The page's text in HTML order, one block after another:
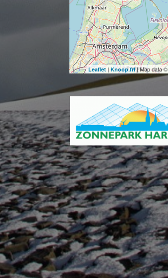
Leaflet|Knoop.frl| Map data ©